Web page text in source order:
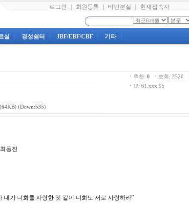
로그인 회원등록 비번분실 현재접속자
실 경성쉼터 JBF/EBF/CBF 기타
(64KB) (Down:535)
ㆍ추천: 0 ㆍ조회: 3520
ㆍ IP: 61.xxx.95
진
내가 너희를 사랑한 것 같이 너희도 서로 사랑하라”